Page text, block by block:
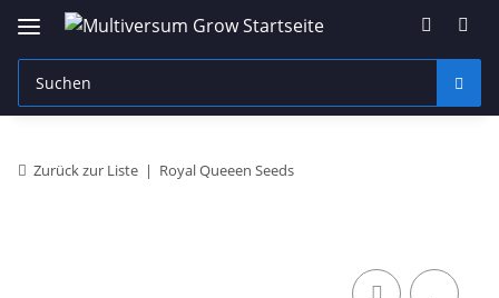
Zurück zur Liste Royal Queeen Seeds